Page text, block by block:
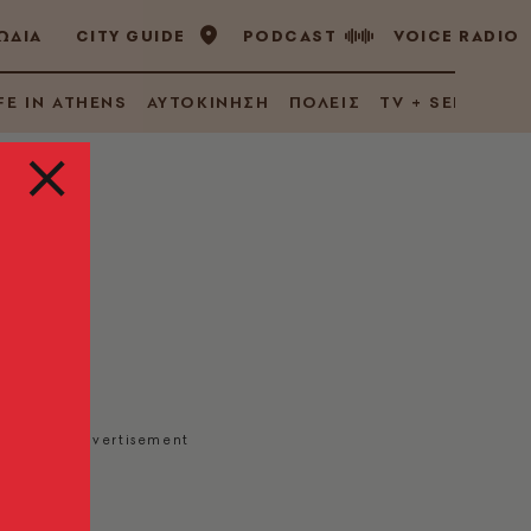
CITY GUIDE PODCAST VOICE RADIO
IN ATHENS ΑΥΤΟΚΙΝΗΣΗ ΠΟΛΕΙΣ TV + SERIES